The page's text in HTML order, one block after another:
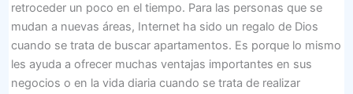
retroceder un poco en el tiempo. Para las personas que se
mudan a nuevas áreas, Internet ha sido un regalo de Dios
cuando se trata de buscar apartamentos. Es porque lo mismo
les ayuda a ofrecer muchas ventajas importantes en sus
negocios o en la vida diaria cuando se trata de realizar